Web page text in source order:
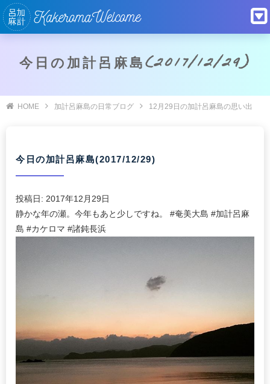
今日の加計呂麻島(2017/12/29)
HOME 加計呂麻島の日常ブログ 12月29日の加計呂麻島の思い出
今日の加計呂麻島(2017/12/29)
投稿日: 2017年12月29日
静かな年の瀬。今年もあと少しですね。 #奄美大島 #加計呂麻
島 #カケロマ #諸鈍長浜